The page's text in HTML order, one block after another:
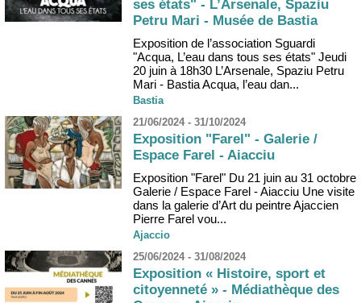
ses états" - L’Arsenale, Spaziu
Petru Mari - Musée de Bastia
Exposition de l’association Sguardi
"Acqua, L’eau dans tous ses états" Jeudi
20 juin à 18h30 L’Arsenale, Spaziu Petru
Mari - Bastia Acqua, l’eau dan...
Bastia
21/06/2024 - 31/10/2024
Exposition "Farel" - Galerie /
Espace Farel - Aiacciu
Exposition "Farel" Du 21 juin au 31 octobre
Galerie / Espace Farel - Aiacciu Une visite
dans la galerie d’Art du peintre Ajaccien
Pierre Farel vou...
Ajaccio
25/06/2024 - 31/08/2024
Exposition « Histoire, sport et
citoyenneté » - Médiathèque des